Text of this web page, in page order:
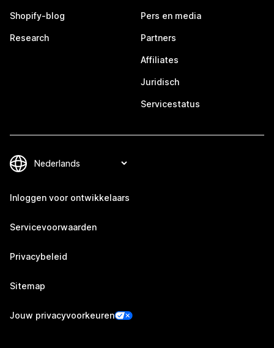
Shopify-blog
Research
Pers en media
Partners
Affiliates
Juridisch
Servicestatus
Inloggen voor ontwikkelaars
Servicevoorwaarden
Privacybeleid
Sitemap
Jouw privacyvoorkeuren